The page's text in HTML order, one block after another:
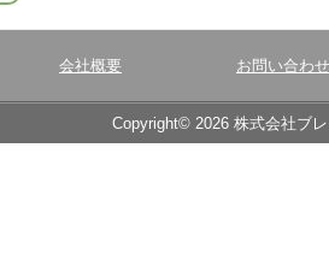
会社概要 お問い合わせ
Copyright© 2026 株式会社ブ